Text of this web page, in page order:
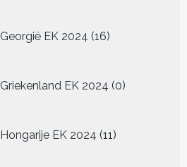
Georgië EK 2024 16
producten
Griekenland EK 2024 0
producten
Hongarije EK 2024 11
producten